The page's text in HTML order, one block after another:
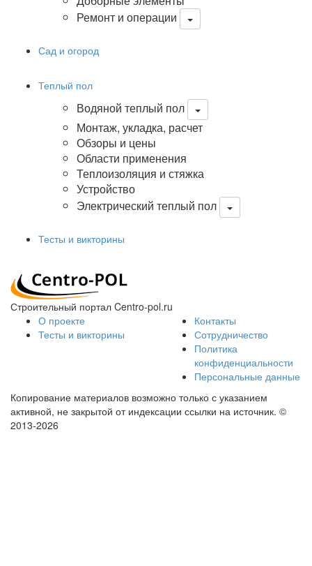
Ремонт и операции
Сад и огород
Теплый пол
Водяной теплый пол
Монтаж, укладка, расчет
Обзоры и цены
Области применения
Теплоизоляция и стяжка
Устройство
Электрический теплый пол
Тесты и викторины
Строительный портал Centro-pol.ru
О проекте
Тесты и викторины
Контакты
Сотрудничество
Политика
конфиденциальности
Персональные данные
Копирование материалов возможно только с указанием
активной, не закрытой от индексации ссылки на источник. ©
2013-2026